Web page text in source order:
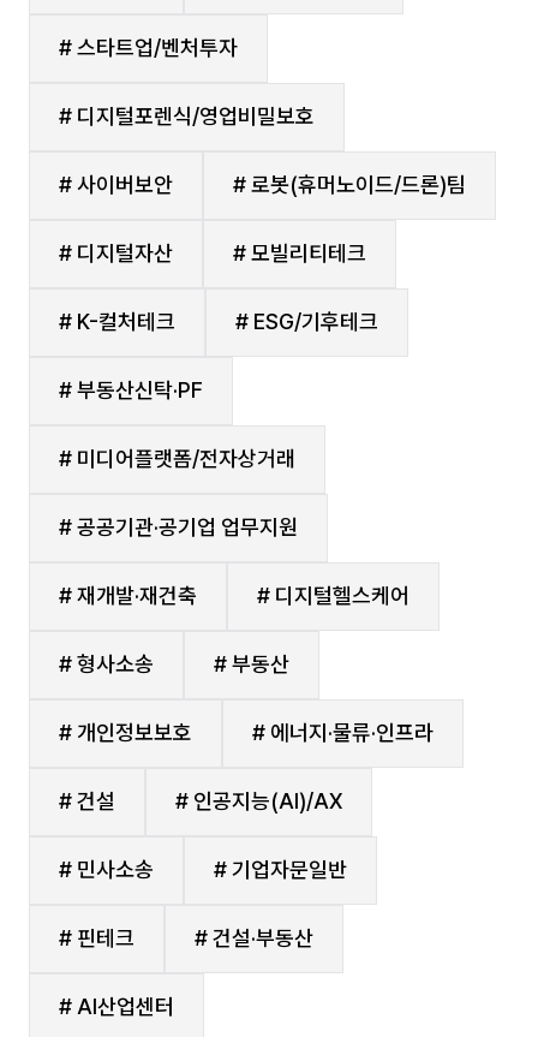
# 스타트업/벤처투자
# 디지털포렌식/영업비밀보호
# 사이버보안 # 로봇(휴머노이드/드론)팀
# 디지털자산 # 모빌리티테크
# K-컬처테크 # ESG/기후테크
# 부동산신탁·PF
# 미디어플랫폼/전자상거래
# 공공기관·공기업 업무지원
# 재개발·재건축 # 디지털헬스케어
# 형사소송 # 부동산
# 개인정보보호 # 에너지·물류·인프라
# 건설 # 인공지능(AI)/AX
# 민사소송 # 기업자문일반
# 핀테크 # 건설·부동산
# AI산업센터